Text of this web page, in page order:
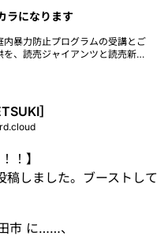
ラになります
内暴力防止プログラムの受講とご
、読売ジャイアンツと読売新聞
］
！】
しました。ブーストして
市 に……、